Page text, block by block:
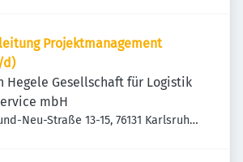
Projektmanagement
Hegele Gesellschaft für Logistik
mbH
Neu-Straße 13-15, 76131 Karlsruhe,